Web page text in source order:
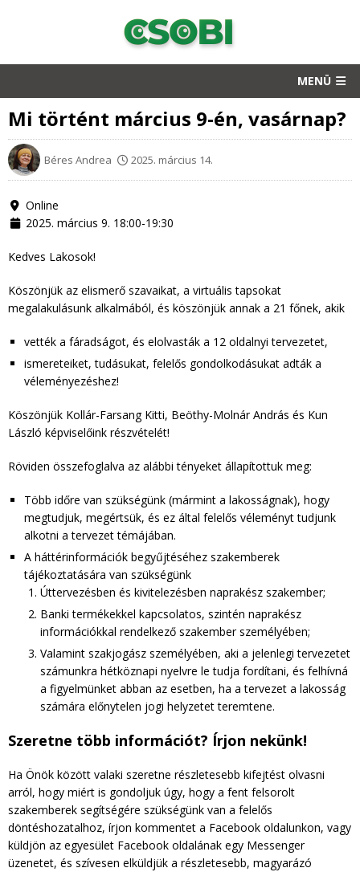
MENÜ
Mi történt március 9-én, vasárnap?
Béres Andrea 2025. március 14.
Online
2025. március 9. 18:00-19:30
Kedves Lakosok!
Köszönjük az elismerő szavaikat, a virtuális tapsokat
megalakulásunk alkalmából, és köszönjük annak a 21 főnek, akik
vették a fáradságot, és elolvasták a 12 oldalnyi tervezetet,
ismereteiket, tudásukat, felelős gondolkodásukat adták a
véleményezéshez!
Köszönjük Kollár-Farsang Kitti, Beöthy-Molnár András és Kun
László képviselőink részvételét!
Röviden összefoglalva az alábbi tényeket állapítottuk meg:
Több időre van szükségünk (mármint a lakosságnak), hogy
megtudjuk, megértsük, és ez által felelős véleményt tudjunk
alkotni a tervezet témájában.
A háttérinformációk begyűjtéséhez szakemberek
tájékoztatására van szükségünk
Úttervezésben és kivitelezésben naprakész szakember;
Banki termékekkel kapcsolatos, szintén naprakész
információkkal rendelkező szakember személyében;
Valamint szakjogász személyében, aki a jelenlegi tervezetet
számunkra hétköznapi nyelvre le tudja fordítani, és felhívná
a figyelmünket abban az esetben, ha a tervezet a lakosság
számára előnytelen jogi helyzetet teremtene.
Szeretne több információt? Írjon nekünk!
Ha Önök között valaki szeretne részletesebb kifejtést olvasni
arról, hogy miért is gondoljuk úgy, hogy a fent felsorolt
szakemberek segítségére szükségünk van a felelős
döntéshozatalhoz, írjon kommentet a Facebook oldalunkon, vagy
küldjön az egyesület Facebook oldalának egy Messenger
üzenetet, és szívesen elküldjük a részletesebb, magyarázó